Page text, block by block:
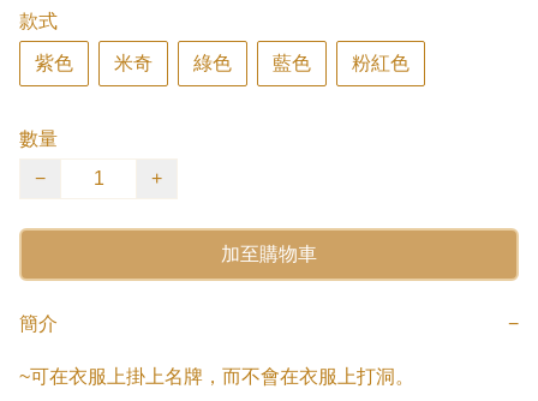
款式
紫色 米奇 綠色 藍色 粉紅色
數量
−
+
加至購物車
簡介 −
~可在衣服上掛上名牌，而不會在衣服上打洞。